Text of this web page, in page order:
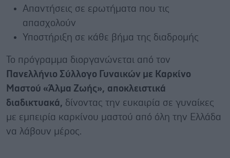
Απαντήσεις σε ερωτήματα που τις
απασχολούν
Υποστήριξη σε κάθε βήμα της διαδρομής
Το πρόγραμμα διοργανώνεται από τον
Πανελλήνιο Σύλλογο Γυναικών με Καρκίνο
Μαστού «Άλμα Ζωής», αποκλειστικά
διαδικτυακά, δίνοντας την ευκαιρία σε γυναίκες
με εμπειρία καρκίνου μαστού από όλη την Ελλάδα
να λάβουν μέρος.